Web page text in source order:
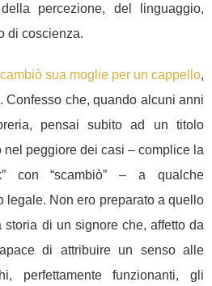
percezione, del linguaggio,
di coscienza.
sua moglie per un cappello,
Confesso che, quando alcuni anni
pensai subito ad un titolo
nel peggiore dei casi – complice la
con “scambiò” – a qualche
legale. Non ero preparato a quello
di un signore che, affetto da
di attribuire un senso alle
perfettamente funzionanti, gli